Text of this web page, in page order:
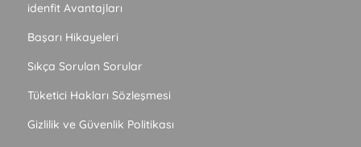
idenfit Avantajları
Başarı Hikayeleri
Sıkça Sorulan Sorular
Tüketici Hakları Sözleşmesi
Gizlilik ve Güvenlik Politikası